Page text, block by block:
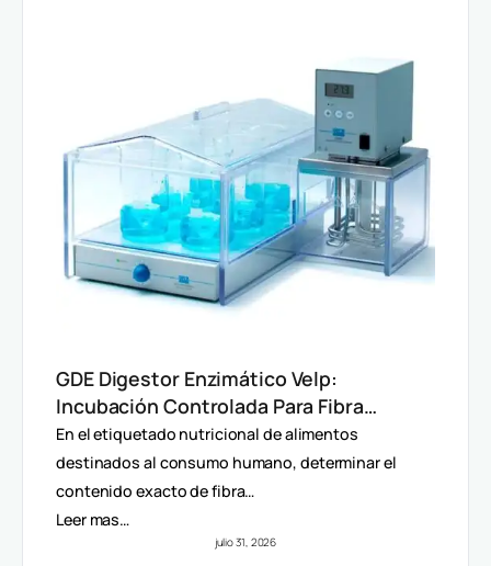
GDE Digestor Enzimático Velp:
Incubación Controlada Para Fibra
Dietética (AOAC)
En el etiquetado nutricional de alimentos
destinados al consumo humano, determinar el
contenido exacto de fibra…
Leer mas…
julio 31, 2026